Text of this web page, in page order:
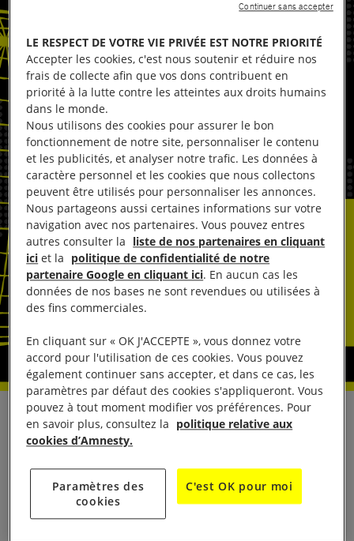
Le 15 avril, Million Beyene, journaliste et rédacteur
en chef du média independent Addis Standard, a
été enlevé à Addis-Abeba, capitale de l’Éthiopie, par
des individus non identifiables habillés en civil. On
pense qu’il est détenu sans inculpation dans un
LE RESPECT DE VOTRE VIE PRIVÉE EST NOTRE PRIORITÉ
Accepter les cookies, c'est nous soutenir et réduire nos
frais de collecte afin que vos dons contribuent en
priorité à la lutte contre les atteintes aux droits humains
dans le monde.
Nous utilisons des cookies pour assurer le bon
fonctionnement de notre site, personnaliser le contenu
et les publicités, et analyser notre trafic. Les données à
caractère personnel et les cookies que nous collectons
peuvent être utilisés pour personnaliser les annonces.
Nous partageons aussi certaines informations sur votre
navigation avec nos partenaires. Vous pouvez entres
autres consulter la liste de nos partenaires en cliquant
ici et la politique de confidentialité de notre
partenaire Google en cliquant ici. En aucun cas les
données de nos bases ne sont revendues ou utilisées à
des fins commerciales.
En cliquant sur « OK J'ACCEPTE », vous donnez votre
accord pour l'utilisation de ces cookies. Vous pouvez
également continuer sans accepter, et dans ce cas, les
paramètres par défaut des cookies s'appliqueront. Vous
pouvez à tout moment modifier vos préférences. Pour
en savoir plus, consultez la politique relative aux
cookies d’Amnesty.
Paramètres des
cookies
C'est OK pour moi
Continuer sans accepter